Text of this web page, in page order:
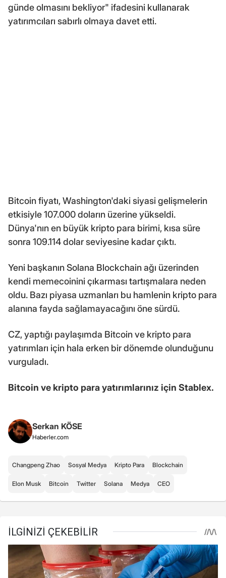
günde olmasını bekliyor" ifadesini kullanarak
yatırımcıları sabırlı olmaya davet etti.
Bitcoin fiyatı, Washington'daki siyasi gelişmelerin
etkisiyle 107.000 doların üzerine yükseldi.
Dünya'nın en büyük kripto para birimi, kısa süre
sonra 109.114 dolar seviyesine kadar çıktı.
Yeni başkanın Solana Blockchain ağı üzerinden
kendi memecoinini çıkarması tartışmalara neden
oldu. Bazı piyasa uzmanları bu hamlenin kripto para
alanına fayda sağlamayacağını öne sürdü.
CZ, yaptığı paylaşımda Bitcoin ve kripto para
yatırımları için hala erken bir dönemde olunduğunu
vurguladı.
Bitcoin ve kripto para yatırımlarınız için Stablex.
Serkan KÖSE
Haberler.com
Changpeng Zhao Sosyal Medya Kripto Para Blockchain
Elon Musk Bitcoin Twitter Solana Medya CEO